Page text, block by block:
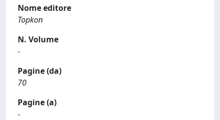
Nome editore
Topkon
N. Volume
-
Pagine (da)
70
Pagine (a)
-